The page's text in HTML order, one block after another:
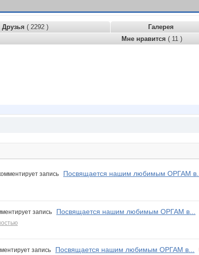
Друзья ( 2292 ) Галерея
Мне нравится ( 11 )
запись Посвящается нашим любимым ОРГАМ в...
запись Посвящается нашим любимым ОРГАМ в...
запись Посвящается нашим любимым ОРГАМ в...